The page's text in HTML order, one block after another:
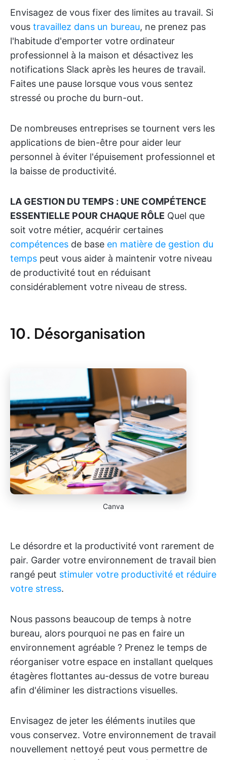
Envisagez de vous fixer des limites au travail. Si
vous travaillez dans un bureau, ne prenez pas
l'habitude d'emporter votre ordinateur
professionnel à la maison et désactivez les
notifications Slack après les heures de travail.
Faites une pause lorsque vous vous sentez
stressé ou proche du burn-out.
De nombreuses entreprises se tournent vers les
applications de bien-être pour aider leur
personnel à éviter l'épuisement professionnel et
la baisse de productivité.
LA GESTION DU TEMPS : UNE COMPÉTENCE
ESSENTIELLE POUR CHAQUE RÔLE Quel que
soit votre métier, acquérir certaines
compétences de base en matière de gestion du
temps peut vous aider à maintenir votre niveau
de productivité tout en réduisant
considérablement votre niveau de stress.
10. Désorganisation
Canva
Le désordre et la productivité vont rarement de
pair. Garder votre environnement de travail bien
rangé peut stimuler votre productivité et réduire
votre stress.
Nous passons beaucoup de temps à notre
bureau, alors pourquoi ne pas en faire un
environnement agréable ? Prenez le temps de
réorganiser votre espace en installant quelques
étagères flottantes au-dessus de votre bureau
afin d'éliminer les distractions visuelles.
Envisagez de jeter les éléments inutiles que
vous conservez. Votre environnement de travail
nouvellement nettoyé peut vous permettre de